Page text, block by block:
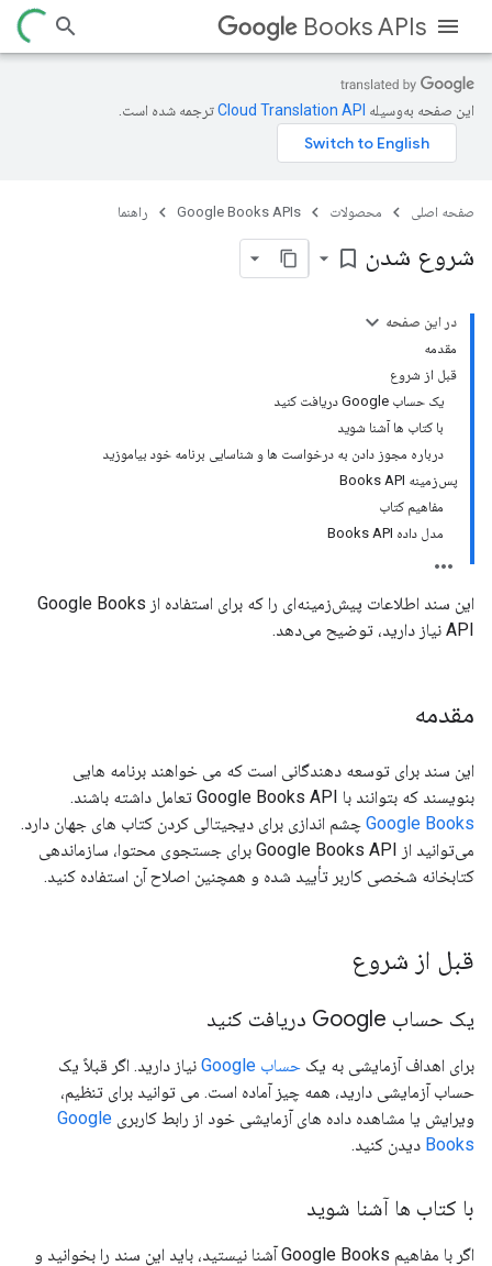
Books APIs
این صفحه به‌وسیله ترجمه شده است.
صفحه اصلی محصولات Google Books APIs راهنما
شروع شدن bookmark_border
در این صفحه
مقدمه
قبل از شروع
یک حساب Google دریافت کنید
با کتاب ها آشنا شوید
درباره مجوز دادن به درخواست ها و شناسایی برنامه خود بیاموزید
پس‌زمینه Books API
مفاهیم کتاب
مدل داده Books API
این سند اطلاعات پیش‌زمینه‌ای را که برای استفاده از Google Books
API نیاز دارید، توضیح می‌دهد.
مقدمه
این سند برای توسعه دهندگانی است که می خواهند برنامه هایی
بنویسند که بتوانند با Google Books API تعامل داشته باشند.
Google Books چشم اندازی برای دیجیتالی کردن کتاب های جهان دارد.
می‌توانید از Google Books API برای جستجوی محتوا، سازماندهی
کتابخانه شخصی کاربر تأیید شده و همچنین اصلاح آن استفاده کنید.
قبل از شروع
یک حساب Google دریافت کنید
برای اهداف آزمایشی به یک حساب Google
نیاز دارید. اگر قبلاً یک
حساب آزمایشی دارید، همه چیز آماده است. می توانید برای تنظیم،
ویرایش یا مشاهده داده های آزمایشی خود از رابط کاربری Google
Books دیدن کنید.
با کتاب ها آشنا شوید
اگر با مفاهیم Google Books آشنا نیستید، باید این سند را بخوانید و